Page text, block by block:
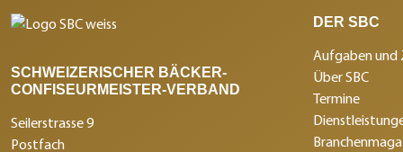
SCHWEIZERISCHER BÄCKER-
CONFISEURMEISTER-VERBAND
Seilerstrasse 9
Postfach
DER SBC
Aufgaben und
Über SBC
Termine